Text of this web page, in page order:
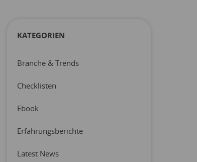
KATEGORIEN
Branche & Trends
Checklisten
Ebook
Erfahrungsberichte
Latest News